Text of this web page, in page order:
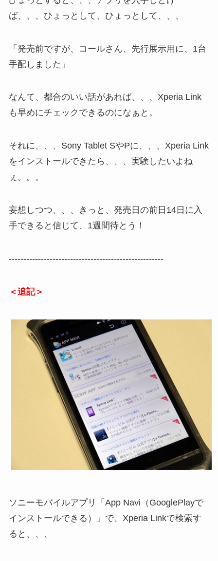
ば、、、ひょっとして、ひょっとして、、、
「発売前ですが、コールさん、先行展示用に、1台
手配しました」
なんて、都合のいい話があれば、、、Xperia Link
も早めにチェックできるのになぁと。
それに、、、Sony Tablet SやPに、、、Xperia Link
をインストールできたら、、、実験したいよね
ぇ。。。
妄想しつつ、、、きっと、発売日の前日14日に入
手できると信じて、1週間待とう！
-----------------------------------------------------
＜追記＞
ソニーモバイルアプリ「App Navi（GooglePlayで
インストールできる）」で、Xperia Linkで検索す
ると、、、